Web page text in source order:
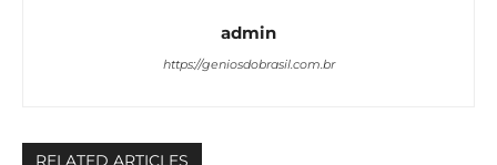
admin
https://geniosdobrasil.com.br
RELATED ARTICLES